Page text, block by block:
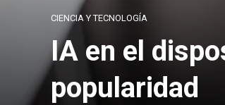
CIENCIA Y TECNOLOGÍA
IA en el
popularidad